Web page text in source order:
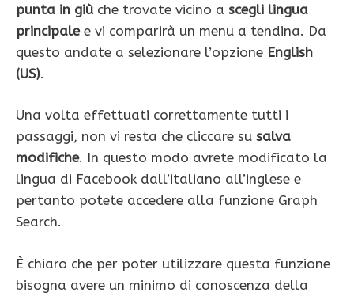
punta in giùche trovate vicino a scegli lingua
principalee vi comparirà un menu a tendina. Da
questo andate a selezionare l’opzione English
(US).
Una volta effettuati correttamente tutti i
passaggi, non vi resta che cliccare su salva
modifiche. In questo modo avrete modificato la
lingua di Facebook dall’italiano all’inglese e
pertanto potete accedere alla funzione Graph
Search.
È chiaro che per poter utilizzare questa funzione
bisogna avere un minimo di conoscenza della